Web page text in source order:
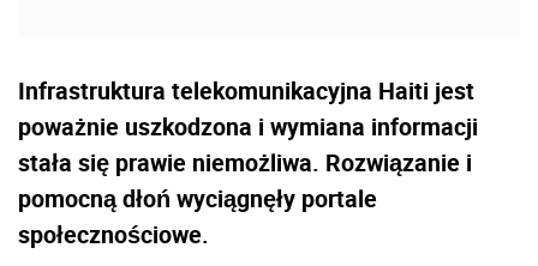
Infrastruktura telekomunikacyjna Haiti jest
poważnie uszkodzona i wymiana informacji
stała się prawie niemożliwa. Rozwiązanie i
pomocną dłoń wyciągnęły portale
społecznościowe.